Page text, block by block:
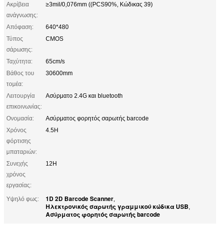
Ακρίβεια
ανάγνωσης:
≥3mil/0,076mm ((PCS90%, Κώδικας 39)
Απόφαση:
640*480
Τύπος
σάρωσης:
CMOS
Ταχύτητα:
65cm/s
Βάθος του
τομέα:
30600mm
Λειτουργία
επικοινωνίας:
Ασύρματο 2.4G και bluetooth
Ονομασία:
Ασύρματος φορητός σαρωτής barcode
Χρόνος
φόρτισης
μπαταριών:
4.5H
Συνεχής
χρόνος
εργασίας:
12H
Υψηλό φως: 1D 2D Barcode Scanner,
Ηλεκτρονικός σαρωτής γραμμικού κώδικα USB,
Ασύρματος φορητός σαρωτής barcode